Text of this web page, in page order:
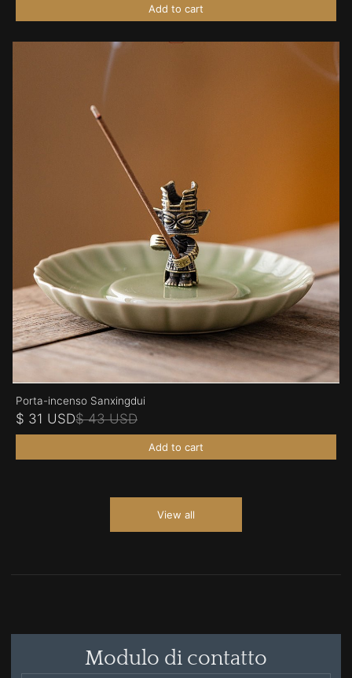
Add to cart
Porta-incenso Sanxingdui
$ 31 USD$ 43 USD
Add to cart
View all
Modulo di contatto